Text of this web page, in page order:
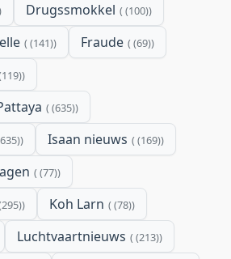
Drugssmokkel (100)
(141) Fraude (69)
(635)
Isaan nieuws (169)
(77)
Koh Larn (78)
Luchtvaartnieuws (213)